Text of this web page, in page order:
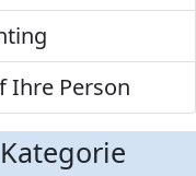
Ihre Person